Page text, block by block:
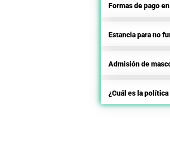
Formas de pago
Estancia para no
Admisión de
¿Cuál es la